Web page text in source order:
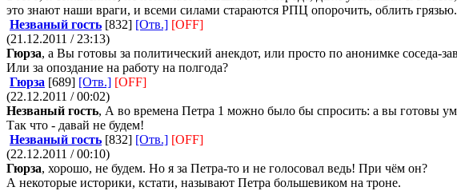
это знают наши враги, и всеми силами стараются РПЦ опорочить, облить грязью.
Незваный гость [832] [Отв.] [OFF]
(21.12.2011 / 23:13)
Гюрза, а Вы готовы за политический анекдот, или просто по анонимке соседа-
Или за опоздание на работу на полгода?
Гюрза [689] [Отв.] [OFF]
(22.12.2011 / 00:02)
Незваный гость, А во времена Петра 1 можно было бы спросить: а вы готовы
Так что - давай не будем!
Незваный гость [832] [Отв.] [OFF]
(22.12.2011 / 00:10)
Гюрза, хорошо, не будем. Но я за Петра-то и не голосовал ведь! При чём он?
А некоторые историки, кстати, называют Петра большевиком на троне.